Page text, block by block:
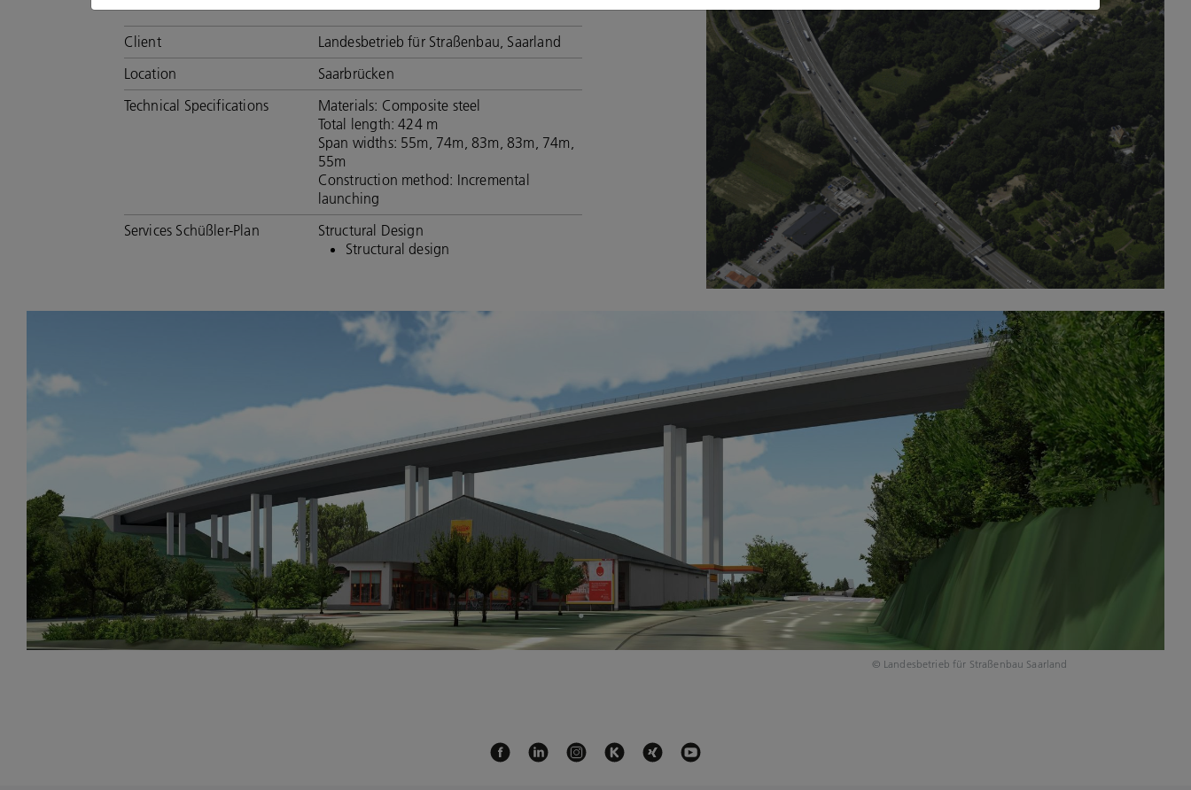
Client
Landesbetrieb für Straßenbau, Saarland
Location
Saarbrücken
Technical Specifications
Materials: Composite steel
Total length: 424 m
Span widths: 55m, 74m, 83m, 83m, 74m,
55m
Construction method: Incremental
launching
Services Schüßler-Plan
Structural Design
Structural design
© Landesbetrieb für Straßenbau Saarland